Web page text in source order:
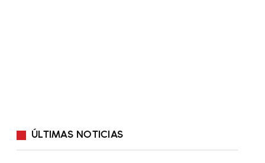
ÚLTIMAS NOTICIAS